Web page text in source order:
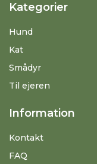
Kategorier
Hund
Kat
Smådyr
Til ejeren
Information
Kontakt
FAQ